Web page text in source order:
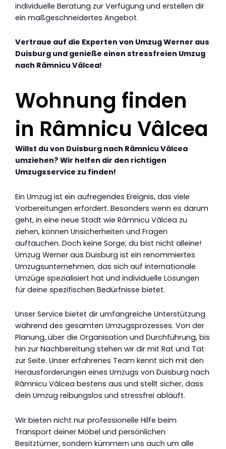
individuelle Beratung zur Verfügung und erstellen dir
ein maßgeschneidertes Angebot.
Vertraue auf die Experten von Umzug Werner aus
Duisburg und genieße einen stressfreien Umzug
nach Râmnicu Vâlcea!
Wohnung finden
in Râmnicu Vâlcea
Willst du von Duisburg nach Râmnicu Vâlcea
umziehen? Wir helfen dir den richtigen
Umzugsservice zu finden!
Ein Umzug ist ein aufregendes Ereignis, das viele
Vorbereitungen erfordert. Besonders wenn es darum
geht, in eine neue Stadt wie Râmnicu Vâlcea zu
ziehen, können Unsicherheiten und Fragen
auftauchen. Doch keine Sorge, du bist nicht alleine!
Umzug Werner aus Duisburg ist ein renommiertes
Umzugsunternehmen, das sich auf internationale
Umzüge spezialisiert hat und individuelle Lösungen
für deine spezifischen Bedürfnisse bietet.
Unser Service bietet dir umfangreiche Unterstützung
während des gesamten Umzugsprozesses. Von der
Planung, über die Organisation und Durchführung, bis
hin zur Nachbereitung stehen wir dir mit Rat und Tat
zur Seite. Unser erfahrenes Team kennt sich mit den
Herausforderungen eines Umzugs von Duisburg nach
Râmnicu Vâlcea bestens aus und stellt sicher, dass
dein Umzug reibungslos und stressfrei abläuft.
Wir bieten nicht nur professionelle Hilfe beim
Transport deiner Möbel und persönlichen
Besitztümer, sondern kümmern uns auch um alle